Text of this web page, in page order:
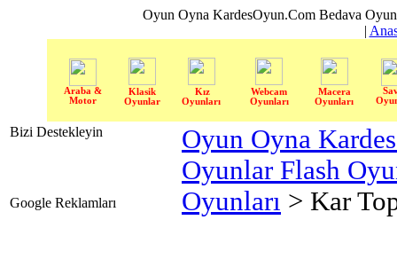
Oyun Oyna KardesOyun.Com Bedava
|
Araba &
Motor
Klasik
Oyunlar
Kız
Oyunları
Webcam
Oyunları
Macera
Oyunları
Bizi Destekleyin
Google Reklamları
Oyun Oyna
Oyunlar Flash
Oyunları > Kar